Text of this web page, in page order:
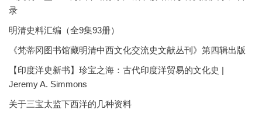
录
明清史料汇编（全9集93册）
《梵蒂冈图书馆藏明清中西文化交流史文献丛刊》第四辑出版
【印度洋史新书】珍宝之海：古代印度洋贸易的文化史 |
Jeremy A. Simmons
关于三宝太监下西洋的几种资料